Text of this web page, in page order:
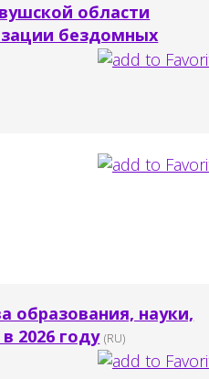
области
бездомных
образования, науки,
2026 году (RU)